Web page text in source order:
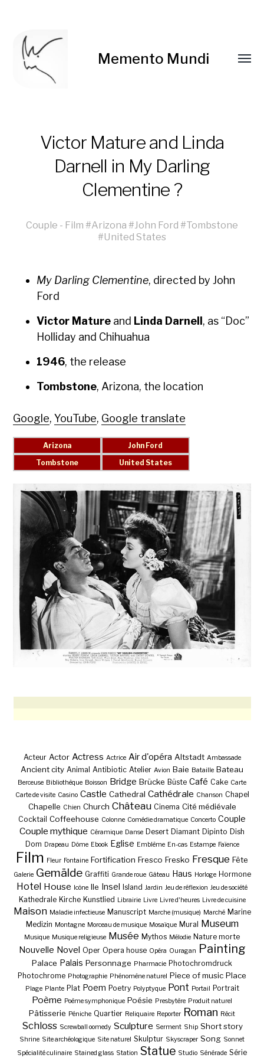
Memento Mundi
Victor Mature and Linda
Darnell in My Darling
Clementine ?
Couple - Film #Arizona #John Ford #Tombstone
#United States
My Dar­ling Clemen­tine, direct­ed by John
Ford
Vic­tor Mature and Lin­da Dar­nell , as “Doc”
Hol­l­i­day and Chi­huahua
1946, the release
Tomb­stone, Ari­zona, the loca­tion
Google,YouTube, Google translate
Acteur Actor Actress Actrice Air d'opéra Altstadt Ambassade
Ancient city Animal Antibiotic Atelier Avion Baie Bataille Bateau
Berceuse Bibliothèque Boisson Bridge Brücke Büste Café Cake Carte
Carte de visite Casino Castle Cathedral Cathédrale Chanson Chapel
Chapelle Chien Church Château Cinema Cité médiévale
Cocktail Coffeehouse Colonne Comédie dramatique Concerto Couple
Couple mythique Céramique Danse Desert Diamant Dipinto Dish
Dom Drapeau Dôme Ebook Eglise Emblème En-cas Estampe Faïence
Film Fleur Fontaine Fortification Fresco Fresko Fresque Fête
Galerie Gemälde Graffiti Grande roue Gâteau Haus Horloge Hormone
Hotel House Icône Ile Insel Island Jardin Jeu de réflexion Jeu de société
Kathedrale Kirche Kunstlied Librairie Livre Livre d'heures Livre de cuisine
Maison Maladie infectieuse Manuscript Marche (musique) Marché Marine
Medizin Montagne Morceau de musique Mosaïque Mural Museum
Musique Musique religieuse Musée Mythos Mélodie Nature morte
Nouvelle Novel Oper Opera house Opéra Ouragan Painting
Palace Palais Personnage Pharmacie Photochromdruck
Photochrome Photographie Phénomène naturel Piece of music Place
Plage Plante Plat Poem Poetry Polyptyque Pont Portail Portrait
Poème Poème symphonique Poésie Presbytère Produit naturel
Pâtisserie Péniche Quartier Reliquaire Reporter Roman Récit
Schloss Screwball oomedy Sculpture Serment Ship Short story
Shrine Site archéologique Site naturel Skulptur Skyscraper Song Sonnet
Spécialité culinaire Stained glass Station Statue Studio Sénérade Série